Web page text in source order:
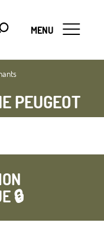
MENU
PEUGEOT
🔒